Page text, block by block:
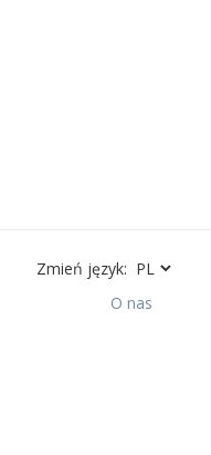
Zmień język:
O nas